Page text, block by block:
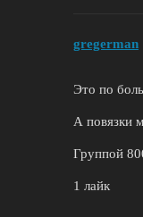
gregerman
Это по
А повязки
Группой
1 лайк